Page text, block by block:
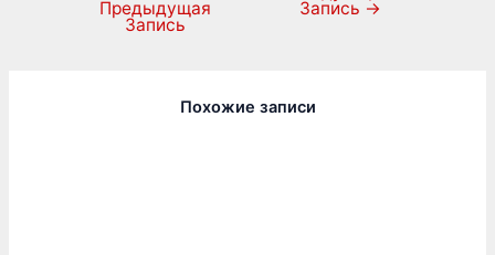
Предыдущая
Запись
Запись →
Похожие записи